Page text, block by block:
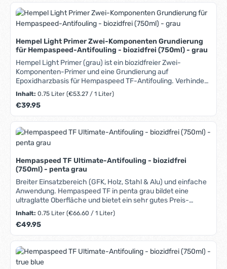
Motorboote (bis 70kn!) gleichermaßen geeignet. Trotz des
attraktiven Preises entspricht es selbstverständlich allen
gesetzlichen Auflagen. Der Hersteller CMP ist einer der
weltweiten Schiffstonnage vertraut auf Produkte von CMP.
Weiterführende Infos finden Sie unter dem Reiter "Media".
Lieferbare Farbtöne: Schwarz Blau Rot BAuA Nr: N-
13052. Antifouling-Produkte vorsichtig verwenden. Vor
Gebrauch stets Etikett und Produktinformationen lesen.
Hempel Light Primer Zwei-Komponenten Grundierung
für Hempaspeed-Antifouling - biozidfrei (750ml) - grau
Hempel Light Primer (grau) ist ein biozidfreier Zwei-
Komponenten-Primer und eine Grundierung auf
Epoxidharzbasis für Hempaspeed TF-Antifouling. Verhindert
osmotische Blasenbildung in Glasfasern und schützt vor
allgemeiner Korrosion. Geeignet für GFK, Stahl, Aluminium
und Sperrholz. Für den Einsatz im Innen- und Außenbereich
über und unter der Wasserlinie. Ideal auch zum Schutz von
Kielen und Rudern. BAuA Nr: N-13052. Antifouling-Produkte
vorsichtig verwenden. Vor Gebrauch stets Etikett und
Produktinformationen lesen.
Inhalt:0.75 Liter(€53.27 / 1 Liter)
Regulärer Preis:
€39.95
Hempaspeed TF Ultimate-Antifouling - biozidfrei
(750ml) - penta grau
Breiter Einsatzbereich (GFK, Holz, Stahl & Alu) und einfache
Anwendung. Hempaspeed TF in penta grau bildet eine
ultraglatte Oberfläche und bietet ein sehr gutes Preis-
Leistungs-Verhältnis. Harte biozidfreie
Dünnfilmbeschichtung. Bildet ultraglatte Oberfläche, die
Bewuchs minimiert und Reibung reduziert. Hempaspeed TF
ist bei allen Bootsmaterialien (GFK, Holz, Stahl & Alu)
gleichermaßen einsetzbar. Geeignet für Racing-, Regatta-
und Freizeitboote. Kann auf bestehenden VC17-Untergrund
aufgebracht werden. Ideal sowohl für die Verwendung in
Inhalt:0.75 Liter(€66.60 / 1 Liter)
Regulärer Preis:
€49.95